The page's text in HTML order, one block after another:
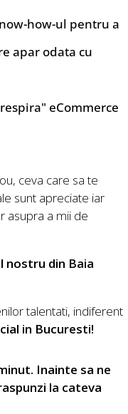
how-ul pentru a
apar odata cu
eCommerce
ceva care sa te
sunt apreciate iar
asupra a mii de
nostru din Baia
talentati, indiferent
in Bucuresti!
Inainte sa ne
la cateva